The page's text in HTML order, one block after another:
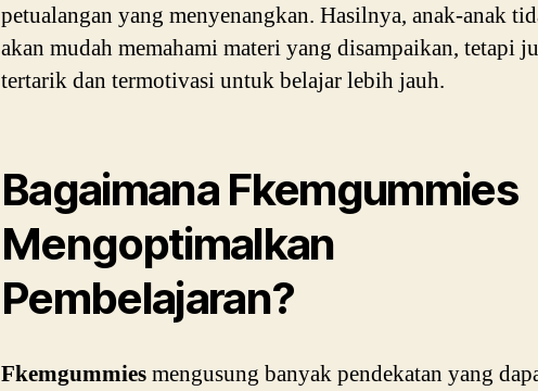
petualangan yang menyenangkan. Hasilnya, anak-anak
akan mudah memahami materi yang disampaikan, tetapi
tertarik dan termotivasi untuk belajar lebih jauh.
Bagaimana Fkemgummies
Mengoptimalkan
Pembelajaran?
Fkemgummiesmengusung banyak pendekatan yang